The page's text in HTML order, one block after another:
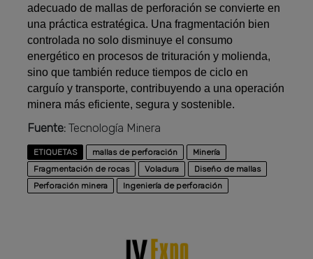
adecuado de mallas de perforación se convierte en
una práctica estratégica. Una fragmentación bien
controlada no solo disminuye el consumo
energético en procesos de trituración y molienda,
sino que también reduce tiempos de ciclo en
carguío y transporte, contribuyendo a una operación
minera más eficiente, segura y sostenible.
Fuente: Tecnología Minera
ETIQUETAS mallas de perforación
Minería
Fragmentación de rocas
Voladura
Diseño de mallas
Perforación minera
Ingeniería de perforación